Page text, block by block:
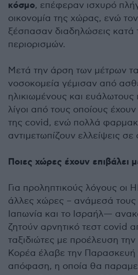
κόσμο, επέφεραν ισχυρό
οικονομία της χώρας, ενώ
ξέσπασαν διαδηλώσεις κατά
περιορισμών.
Μετά την άρση των μέτρων τα
νοσοκομεία γέμισαν από
ηλικιωμένους και ευάλωτους
λίγοι από τους οποίους
της covid, ενώ πολλά
αντιμετωπίζουν ελλείψεις σε
Ποιες χώρες έχουν επιβάλει
Για προληπτικούς λόγους οι
άλλες χώρες – ανάμεσά τους
Ιαπωνία και το Ισραήλ—
ζητούν αρνητικό τεστ covid
ταξιδιώτες με προέλευση
Κορέα έλαβε την Παρασκευή
απόφαση, η οποία θα